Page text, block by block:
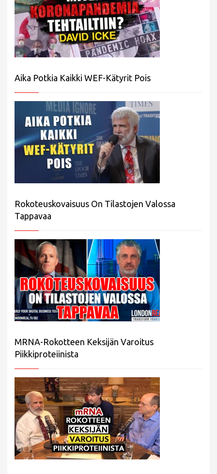
Aika Potkia Kaikki WEF-Kätyrit Pois
Rokoteuskovaisuus On Tilastojen Valossa
Tappavaa
MRNA-Rokotteen Keksijän Varoitus
Piikkiproteiinista